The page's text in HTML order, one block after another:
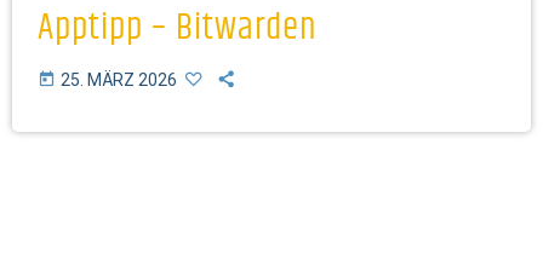
Apptipp – Bitwarden
today 25. MÄRZ 2026